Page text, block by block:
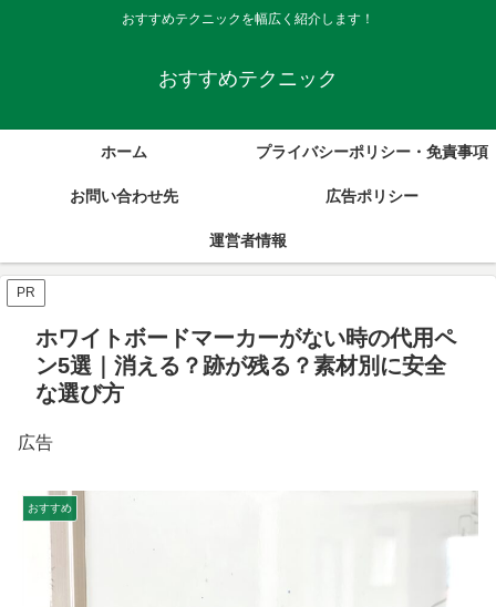
おすすめテクニックを幅広く紹介します！
おすすめテクニック
ホーム プライバシーポリシー・免責事項
お問い合わせ先 広告ポリシー
運営者情報
PR
ホワイトボードマーカーがない時の代用ペ
ン5選｜消える？跡が残る？素材別に安全
な選び方
広告
おすすめ